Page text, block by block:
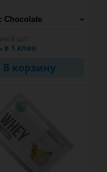
в 1 клик
В корзину